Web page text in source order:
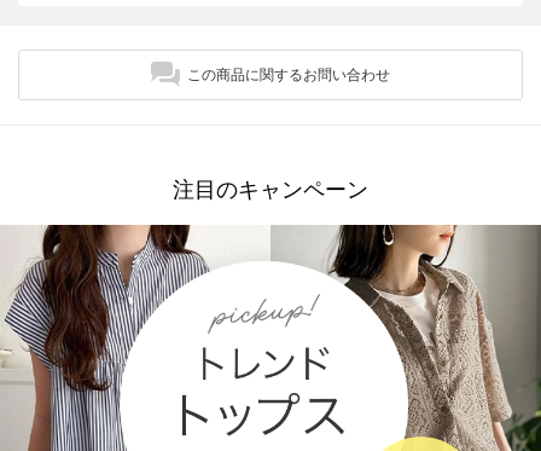
この商品に関するお問い合わせ
注目のキャンペーン